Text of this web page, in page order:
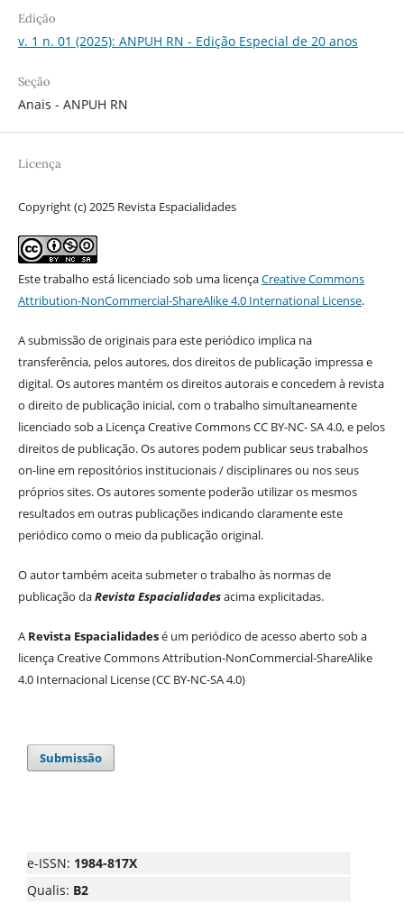
Edição
v. 1 n. 01 (2025): ANPUH RN - Edição Especial de 20 anos
Seção
Anais - ANPUH RN
Licença
Copyright (c) 2025 Revista Espacialidades
Este trabalho está licenciado sob uma licençaCreative Commons
Attribution-NonCommercial-ShareAlike 4.0 International License.
A submissão de originais para este periódico implica na
transferência, pelos autores, dos direitos de publicação impressa e
digital. Os autores mantém os direitos autorais e concedem à revista
o direito de publicação inicial, com o trabalho simultaneamente
licenciado sob a Licença Creative Commons CC BY-NC- SA 4.0, e pelos
direitos de publicação. Os autores podem publicar seus trabalhos
on-line em repositórios institucionais / disciplinares ou nos seus
próprios sites. Os autores somente poderão utilizar os mesmos
resultados em outras publicações indicando claramente este
periódico como o meio da publicação original.
O autor também aceita submeter o trabalho às normas de
publicação daRevista Espacialidadesacima explicitadas.
A Revista Espacialidadesé um periódico de acesso aberto sob a
licença Creative Commons Attribution-NonCommercial-ShareAlike
4.0 Internacional License (CC BY-NC-SA 4.0)
Submissão
e-ISSN: 1984-817X
Qualis: B2